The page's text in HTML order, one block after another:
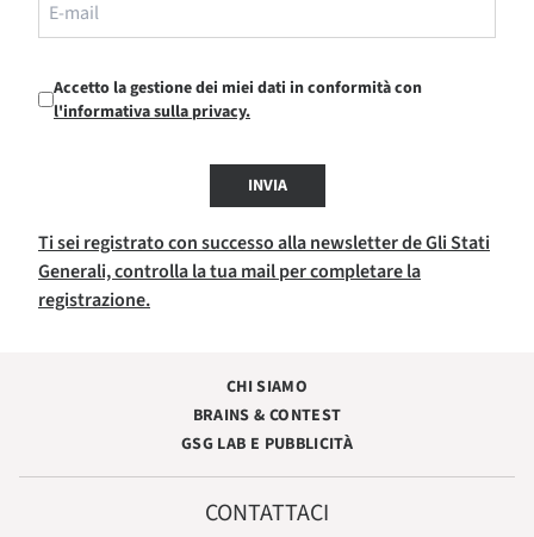
Accetto la gestione dei miei dati in conformità con
l'informativa sulla privacy.
INVIA
Ti sei registrato con successo alla newsletter de Gli Stati
Generali, controlla la tua mail per completare la
registrazione.
CHI SIAMO
BRAINS & CONTEST
GSG LAB E PUBBLICITÀ
CONTATTACI